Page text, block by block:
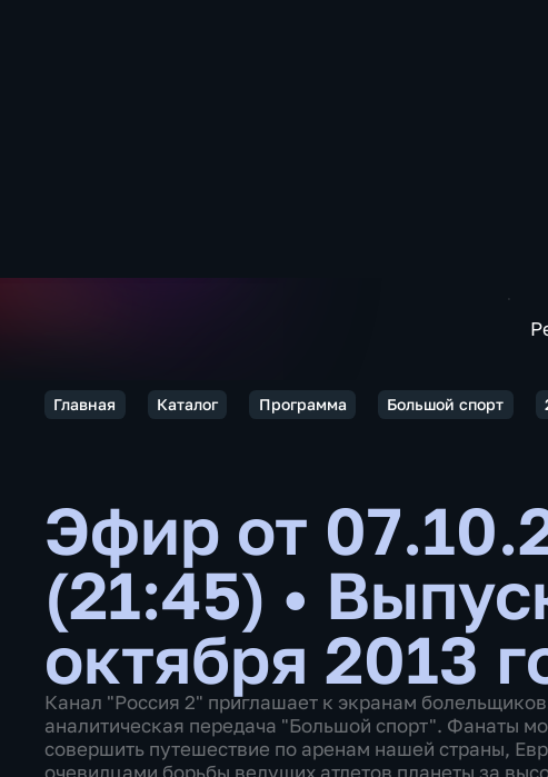
Главная Каталог Программа Большой спорт
Эфир от
(21:45) •
октября 2013
Канал "Россия 2" приглашает к экранам
аналитическая передача "Большой спорт". Фанаты
совершить путешествие по аренам нашей страны,